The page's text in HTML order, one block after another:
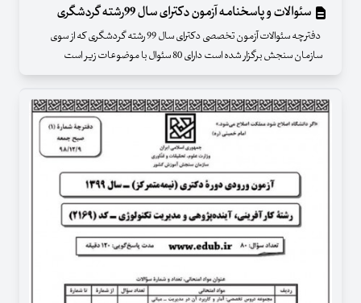
سئوالات و پاسخنامه آزمون دکترای سال 99رشته گردشگری
دفترچه سئوالات آزمون تخصصی دکترای سال 99 رشته گردشگری که از سوی
سازمان سنجش برگزار شده است دارای 80 سئوال با موضوعات زیر است